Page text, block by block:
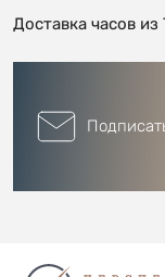
Доставка часов